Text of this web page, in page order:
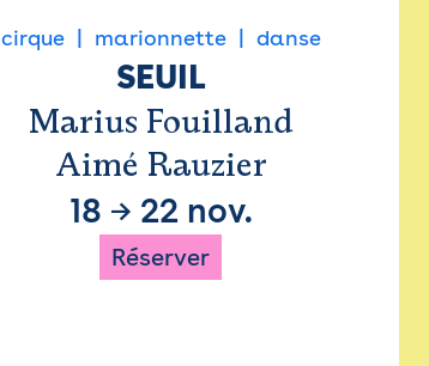
cirque marionnette danse
SEUIL
Marius Fouilland
Aimé Rauzier
18 → 22 nov.
Réserver